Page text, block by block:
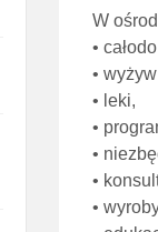
W
•
•
• leki,
•
•
•
•